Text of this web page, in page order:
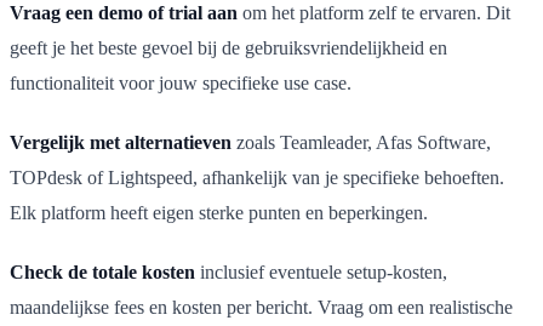
Vraag een demo of trial aan om het platform zelf te ervaren. Dit
geeft je het beste gevoel bij de gebruiksvriendelijkheid en
functionaliteit voor jouw specifieke use case.
Vergelijk met alternatieven zoals Teamleader, Afas Software,
TOPdesk of Lightspeed, afhankelijk van je specifieke behoeften.
Elk platform heeft eigen sterke punten en beperkingen.
Check de totale kosten inclusief eventuele setup-kosten,
maandelijkse fees en kosten per bericht. Vraag om een realistische